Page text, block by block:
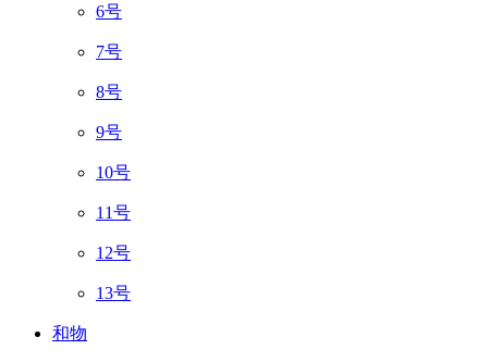
6号
7号
8号
9号
10号
11号
12号
13号
和物